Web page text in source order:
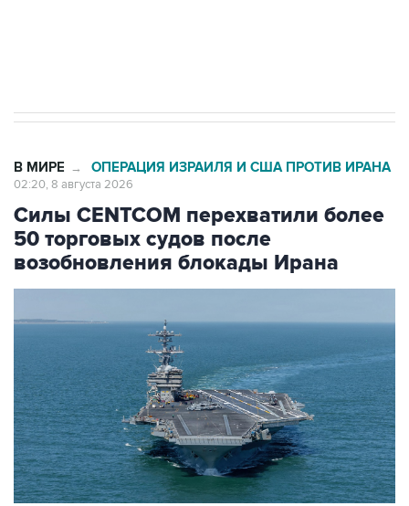
В МИРЕ → ОПЕРАЦИЯ ИЗРАИЛЯ И США ПРОТИВ ИРАНА
02:20, 8 августа 2026
Силы CENTCOM перехватили более
50 торговых судов после
возобновления блокады Ирана